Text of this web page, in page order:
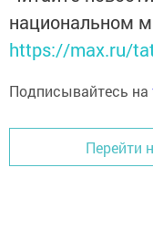
национальном
https://max.ru/
Подписывайтесь на
Перейти